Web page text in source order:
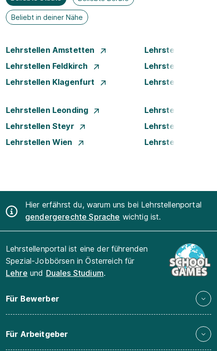
Beliebt in deiner Nähe
Lehrstellen Amstetten
Lehrstellen
Lehrstellen Feldkirch
Lehrstellen Graz
Lehrstellen Klagenfurt
Lehrstellen
Lehrstellen Leonding
Lehrstellen Linz
Lehrstellen Steyr
Lehrstellen Traun
Lehrstellen Wien
Lehrstellen
Hier erfährst du, warum uns bei Lehrstellenportal
gendergerechte Sprache wichtig ist.
Lehrstellenportal ist eine der führenden
Spezial-Jobbörsen in Österreich für
Lehre und Duales Studium.
Für Bewerber
Für Arbeitgeber